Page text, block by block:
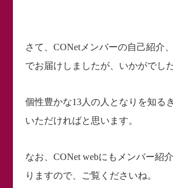
さて、CONetメンバーの自己紹介
でお届けしましたが、いかがでし
個性豊かな13人の人となりを知る
いただければと思います。
なお、CONet webにもメンバー紹
りますので、ご覧くださいね。